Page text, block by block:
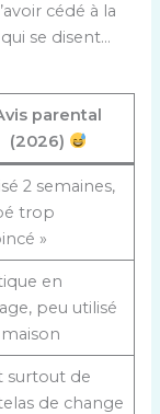
cédé à la
se disent…
parental
(2026)
2 semaines,
trop
»
en
peu utilisé
maison
surtout de
de change